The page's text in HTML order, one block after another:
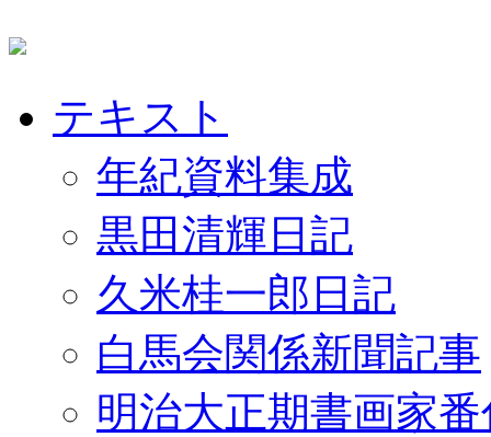
テキスト
年紀資料集成
黒田清輝日記
久米桂一郎日記
白馬会関係新聞記事
明治大正期書画家